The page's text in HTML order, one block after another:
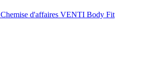
Chemise d'affaires VENTI Body Fit